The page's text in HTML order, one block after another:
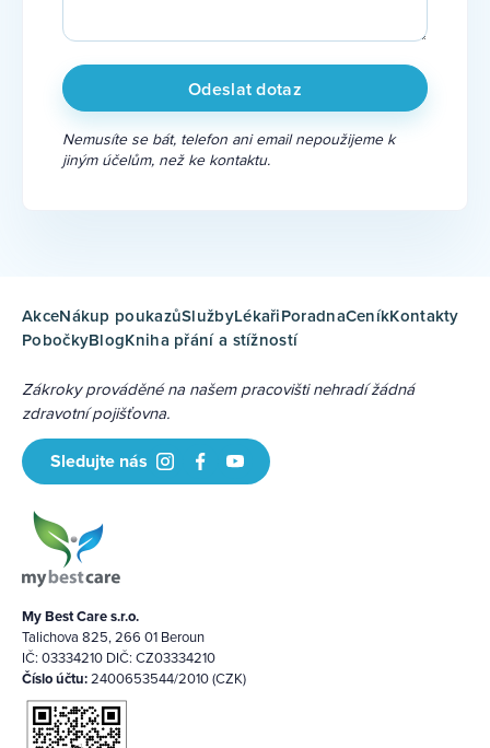
Nemusíte se bát, telefon ani email nepoužijeme k
jiným účelům, než ke kontaktu.
AkceNákup poukazůSlužbyLékařiPoradnaCeníkKontakty
PobočkyBlogKniha přání a stížností
Zákroky prováděné na našem pracovišti nehradí žádná
zdravotní pojišťovna.
Sledujte nás
My Best Care s.r.o.
Talichova 825, 266 01 Beroun
IČ: 03334210 DIČ: CZ03334210
Číslo účtu:2400653544/2010 (CZK)